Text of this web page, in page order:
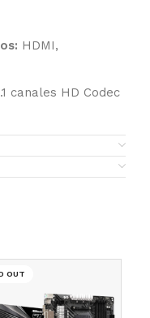
HDMI,
canales HD Codec
OUT